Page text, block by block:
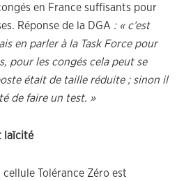
en France suffisants pour
. Réponse de la DGA : « c’est
en parler à la Task Force pour
pour les congés cela peut se
était de taille réduite ; sinon il
de faire un test. »
laïcité
Tolérance Zéro est